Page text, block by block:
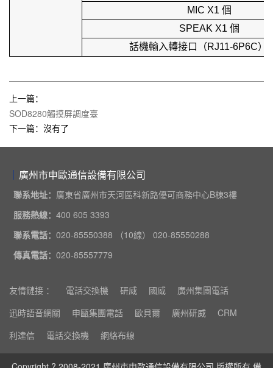
MIC X1 個
SPEAK X1 個
話機輸入轉接口（RJ11-6P6C）
上一篇：
SOD8280觸摸屏調度臺
下一篇：沒有了
廣州市申歐通信設備有限公司
聯系地址： 廣東省廣州市天河區科新路優可商務中心B棟3樓
服務熱線： 400 605 3393
聯系電話： 020-85550388 （10線） 020-85550288
傳真電話： 020-85557779
友情鏈接 ： 電話交換機 研威 國威
廣州集團電話
迅時語音網關
申甌集團電話 歐貝爾 廣州研威
CRM
利達信
電話交換機 網絡布線